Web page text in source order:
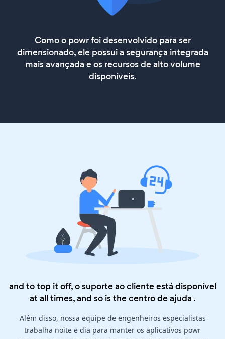
Como o powr foi desenvolvido para ser
dimensionado, ele possui a segurança integrada
mais avançada e os recursos de alto volume
disponíveis.
and to top it off, o suporte ao cliente está disponível
at all times, and so is thecentro de ajuda .
Além disso, nossa equipe de engenheiros especialistas
trabalha noite e dia para manter os aplicativos powr